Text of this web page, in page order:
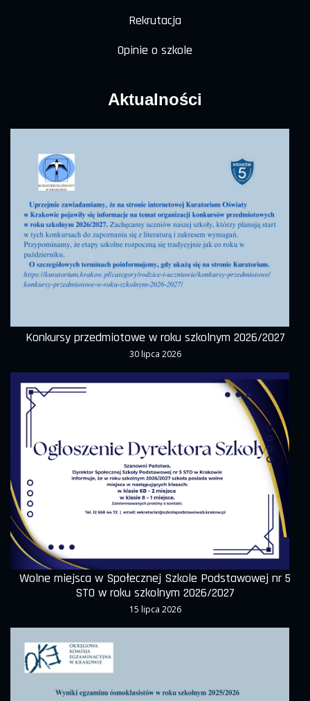
Rekrutacja
Opinie o szkole
Aktualności
Konkursy przedmiotowe w roku szkolnym 2026/2027
30 lipca 2026
Wolne miejsca w Społecznej Szkole Podstawowej nr 5
STO w roku szkolnym 2026/2027
15 lipca 2026